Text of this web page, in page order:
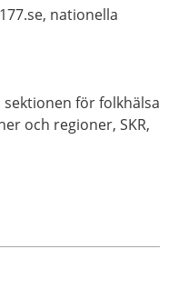
nationella
sektionen för folkhälsa
och regioner, SKR,